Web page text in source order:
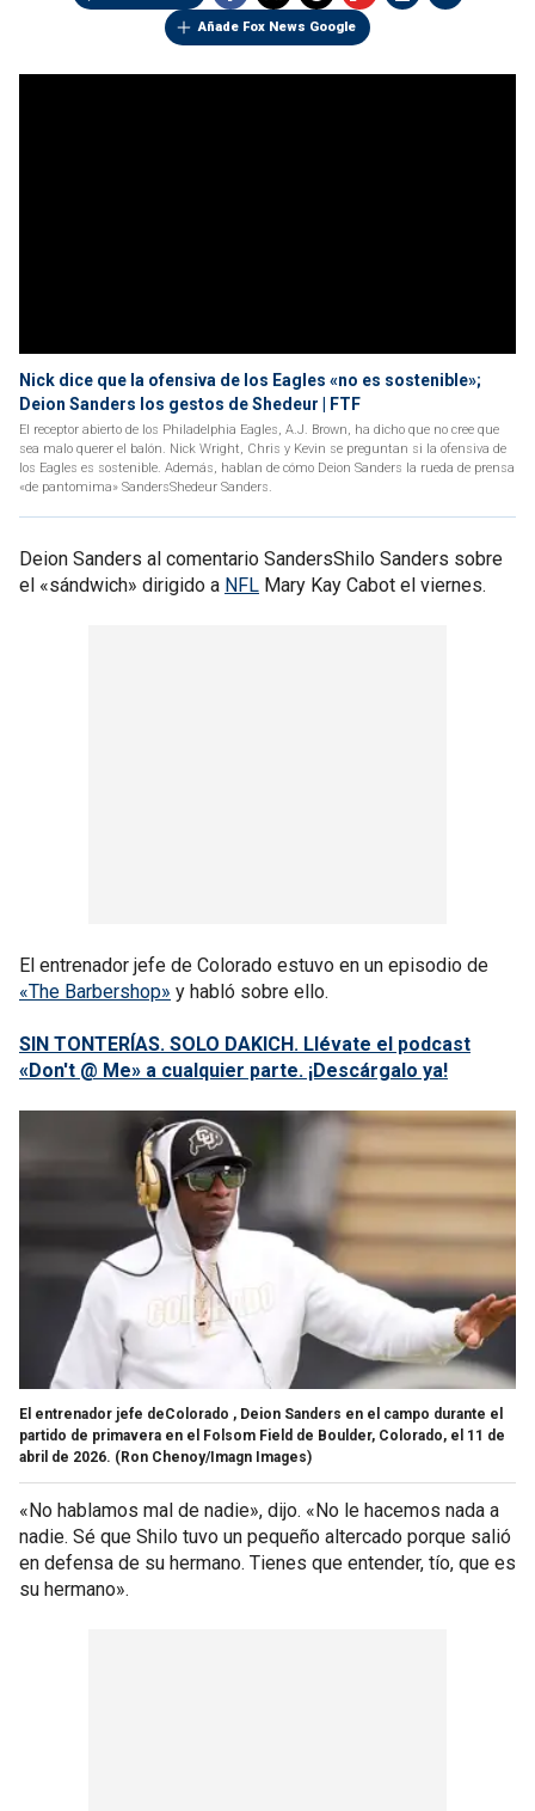
Añade Fox News Google
Nick dice que la ofensiva de los Eagles «no es sostenible»;
Deion Sanders los gestos de Shedeur | FTF
El receptor abierto de los Philadelphia Eagles, A.J. Brown, ha dicho que no cree que
sea malo querer el balón. Nick Wright, Chris y Kevin se preguntan si la ofensiva de
los Eagles es sostenible. Además, hablan de cómo Deion Sanders la rueda de prensa
«de pantomima» SandersShedeur Sanders.
Deion Sanders al comentario SandersShilo Sanders sobre
el «sándwich» dirigido a NFL Mary Kay Cabot el viernes.
El entrenador jefe de Colorado estuvo en un episodio de
«The Barbershop» y habló sobre ello.
SIN TONTERÍAS. SOLO DAKICH. Llévate el podcast
«Don't @ Me» a cualquier parte. ¡Descárgalo ya!
El entrenador jefe deColorado , Deion Sanders en el campo durante el
partido de primavera en el Folsom Field de Boulder, Colorado, el 11 de
abril de 2026. (Ron Chenoy/Imagn Images)
«No hablamos mal de nadie», dijo. «No le hacemos nada a
nadie. Sé que Shilo tuvo un pequeño altercado porque salió
en defensa de su hermano. Tienes que entender, tío, que es
su hermano».